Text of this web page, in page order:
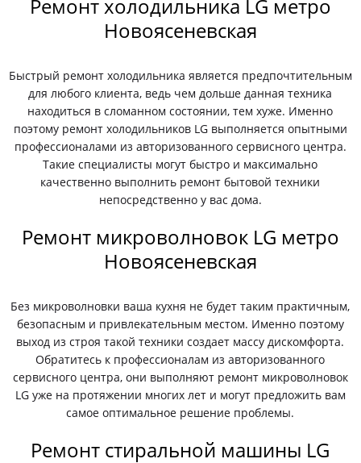
Ремонт холодильника LG метро
Новоясеневская
Быстрый ремонт холодильника является предпочтительным
для любого клиента, ведь чем дольше данная техника
находиться в сломанном состоянии, тем хуже. Именно
поэтому ремонт холодильников LG выполняется опытными
профессионалами из авторизованного сервисного центра.
Такие специалисты могут быстро и максимально
качественно выполнить ремонт бытовой техники
непосредственно у вас дома.
Ремонт микроволновок LG метро
Новоясеневская
Без микроволновки ваша кухня не будет таким практичным,
безопасным и привлекательным местом. Именно поэтому
выход из строя такой техники создает массу дискомфорта.
Обратитесь к профессионалам из авторизованного
сервисного центра, они выполняют ремонт микроволновок
LG уже на протяжении многих лет и могут предложить вам
самое оптимальное решение проблемы.
Ремонт стиральной машины LG